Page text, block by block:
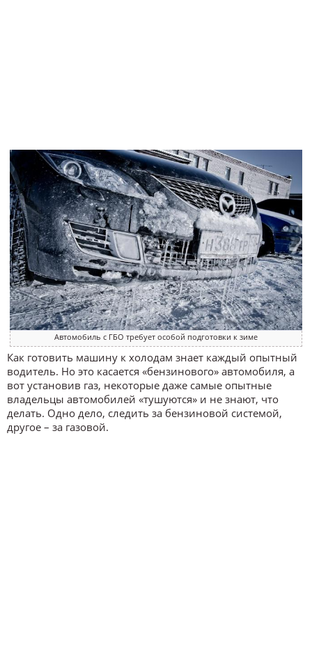
Автомобиль с ГБО требует особой подготовки к зиме
Как готовить машину к холодам знает каждый опытный
водитель. Но это касается «бензинового» автомобиля, а
вот установив газ, некоторые даже самые опытные
владельцы автомобилей «тушуются» и не знают, что
делать. Одно дело, следить за бензиновой системой,
другое – за газовой.